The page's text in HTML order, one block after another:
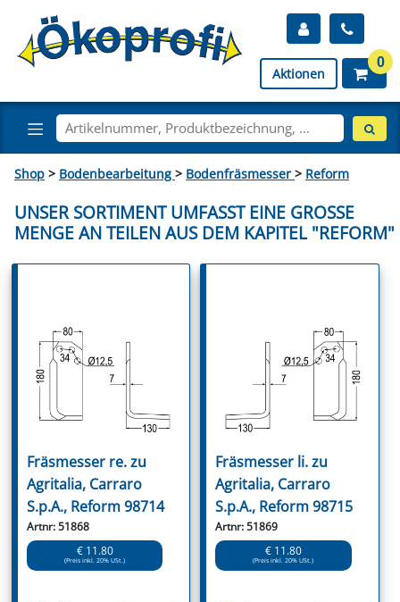
Aktionen
0
Shop > Bodenbearbeitung > Bodenfräsmesser > Reform
UNSER SORTIMENT UMFASST EINE GROSSE M
ENGE AN TEILEN AUS DEM KAPITEL "REFORM"
Fräsmesser re. zu
Agritalia, Carraro
S.p.A., Reform 98714
Artnr: 51868
€ 11.80
(Preis inkl. 20% USt.)
Fräsmesser li. zu
Agritalia, Carraro
S.p.A., Reform 98715
Artnr: 51869
€ 11.80
(Preis inkl. 20% USt.)